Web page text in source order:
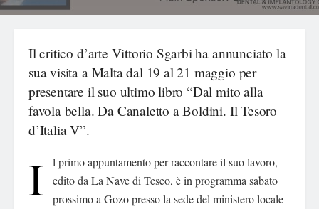
Il critico d’arte Vittorio Sgarbi ha annunciato la
sua visita a Malta dal 19 al 21 maggio per
presentare il suo ultimo libro “Dal mito alla
favola bella. Da Canaletto a Boldini. Il Tesoro
d’Italia V”.
I
l primo appuntamento per raccontare il suo lavoro,
edito da La Nave di Teseo, è in programma sabato
prossimo a Gozo presso la sede del ministero locale